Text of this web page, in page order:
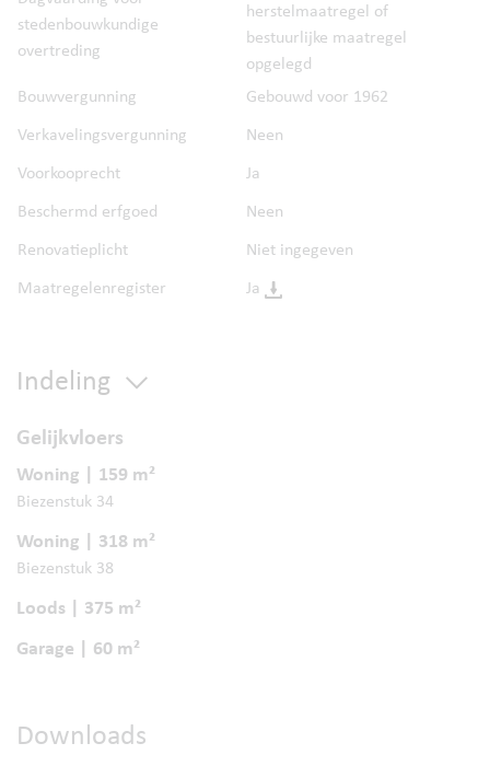
stedenbouwkundige
overtreding
herstelmaatregel of
bestuurlijke maatregel
opgelegd
Bouwvergunning
Gebouwd voor 1962
Verkavelingsvergunning
Neen
Voorkooprecht
Ja
Beschermd erfgoed
Neen
Renovatieplicht
Niet ingegeven
Maatregelenregister
Ja
Indeling
Gelijkvloers
Woning | 159 m²
Biezenstuk 34
Woning | 318 m²
Biezenstuk 38
Loods | 375 m²
Garage | 60 m²
Downloads